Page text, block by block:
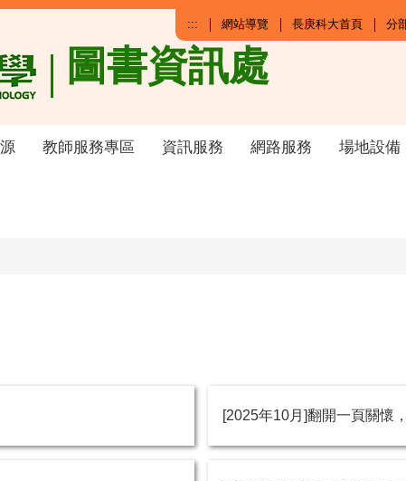
圖書資訊處
::: 網站導覽 長庚科大首頁 分
教師服務專區 資訊服務 網路服務 場地設備
[2025年10月]翻開一頁關懷